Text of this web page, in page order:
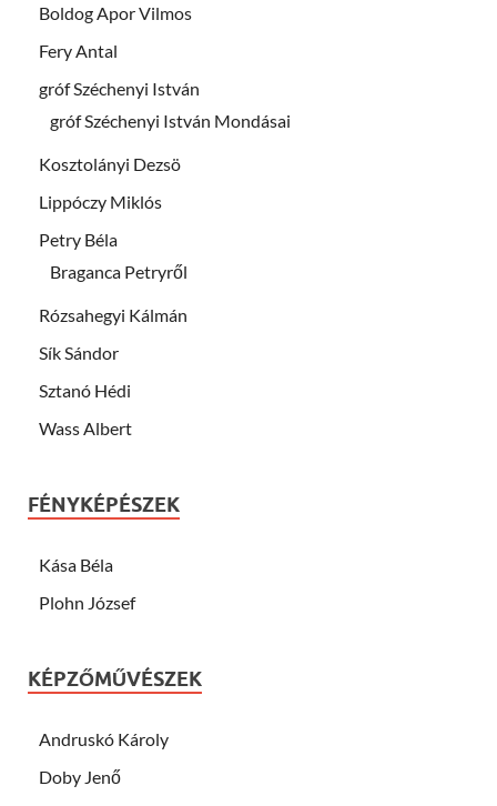
Boldog Apor Vilmos
Fery Antal
gróf Széchenyi István
gróf Széchenyi István Mondásai
Kosztolányi Dezsö
Lippóczy Miklós
Petry Béla
Braganca Petryről
Rózsahegyi Kálmán
Sík Sándor
Sztanó Hédi
Wass Albert
FÉNYKÉPÉSZEK
Kása Béla
Plohn József
KÉPZŐMŰVÉSZEK
Andruskó Károly
Doby Jenő